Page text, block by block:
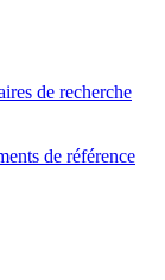
de recherche
de référence